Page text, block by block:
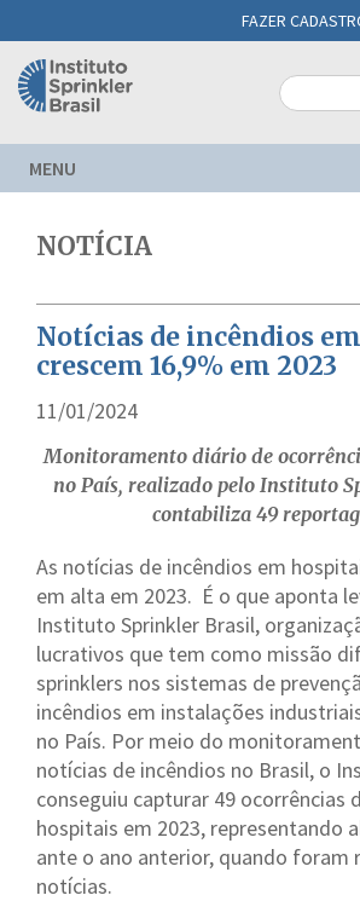
FAZER
NOTÍCIA
Notícias de incêndios
crescem 16,9% em 2023
11/01/2024
Monitoramento diário de
no País, realizado pelo Instituto
contabiliza 49
As notícias de incêndios em
em alta em 2023. É o que aponta
Instituto Sprinkler Brasil,
lucrativos que tem como missão
sprinklers nos sistemas de
incêndios em instalações
no País. Por meio do
notícias de incêndios no Brasil, o
conseguiu capturar 49 ocorrências
hospitais em 2023, representando
ante o ano anterior, quando foram
notícias.